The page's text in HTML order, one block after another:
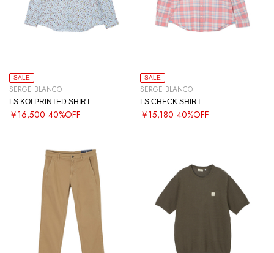
SALE
SERGE BLANCO
LS KOI PRINTED SHIRT
￥16,500 40%OFF
SALE
SERGE BLANCO
LS CHECK SHIRT
￥15,180 40%OFF